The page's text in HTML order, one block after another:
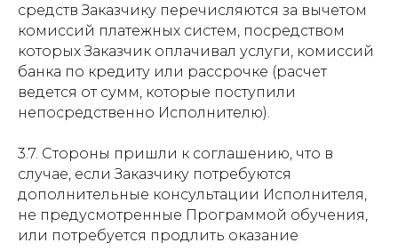
средств Заказчику перечисляются за вычетом
комиссий платежных систем, посредством
которых Заказчик оплачивал услуги, комиссий
банка по кредиту или рассрочке (расчет
ведется от сумм, которые поступили
непосредственно Исполнителю).
3.7. Стороны пришли к соглашению, что в
случае, если Заказчику потребуются
дополнительные консультации Исполнителя,
не предусмотренные Программой обучения,
или потребуется продлить оказание